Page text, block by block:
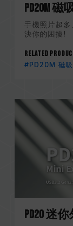
PD20M
手機照片超
決你的困擾!
Related
#PD20M 磁吸
PD20 迷